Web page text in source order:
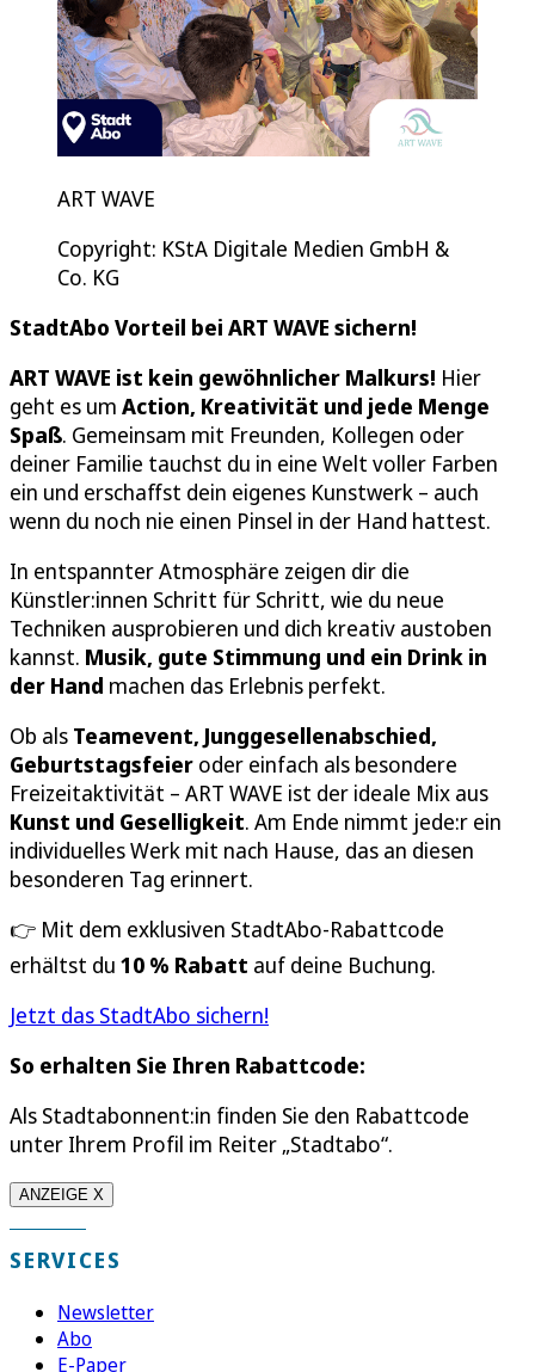
ART WAVE
Copyright: KStA Digitale Medien GmbH &
Co. KG
StadtAbo Vorteil bei ART WAVE sichern!
ART WAVE ist kein gewöhnlicher Malkurs! Hier
geht es um Action, Kreativität und jede Menge
Spaß. Gemeinsam mit Freunden, Kollegen oder
deiner Familie tauchst du in eine Welt voller Farben
ein und erschaffst dein eigenes Kunstwerk – auch
wenn du noch nie einen Pinsel in der Hand hattest.
In entspannter Atmosphäre zeigen dir die
Künstler:innen Schritt für Schritt, wie du neue
Techniken ausprobieren und dich kreativ austoben
kannst. Musik, gute Stimmung und ein Drink in
der Hand machen das Erlebnis perfekt.
Ob als Teamevent, Junggesellenabschied,
Geburtstagsfeier oder einfach als besondere
Freizeitaktivität – ART WAVE ist der ideale Mix aus
Kunst und Geselligkeit. Am Ende nimmt jede:r ein
individuelles Werk mit nach Hause, das an diesen
besonderen Tag erinnert.
👉 Mit dem exklusiven StadtAbo-Rabattcode
erhältst du 10 % Rabatt auf deine Buchung.
Jetzt das StadtAbo sichern!
So erhalten Sie Ihren Rabattcode:
Als Stadtabonnent:in finden Sie den Rabattcode
unter Ihrem Profil im Reiter „Stadtabo“.
ANZEIGE X
SERVICES
Newsletter
Abo
E-Paper